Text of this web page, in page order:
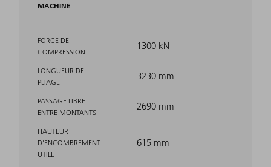
MACHINE
FORCE DE
COMPRESSION
1300 kN
LONGUEUR DE
PLIAGE
3230 mm
PASSAGE LIBRE
ENTRE MONTANTS
2690 mm
HAUTEUR
D'ENCOMBREMENT
UTILE
615 mm